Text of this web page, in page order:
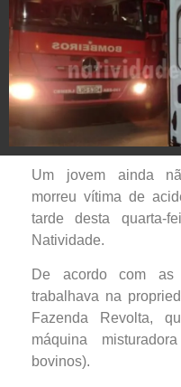
Um jovem ainda
morreu vítima de
tarde desta quarta-
Natividade.
De acordo com as
trabalhava na
Fazenda Revolta,
máquina
bovinos).